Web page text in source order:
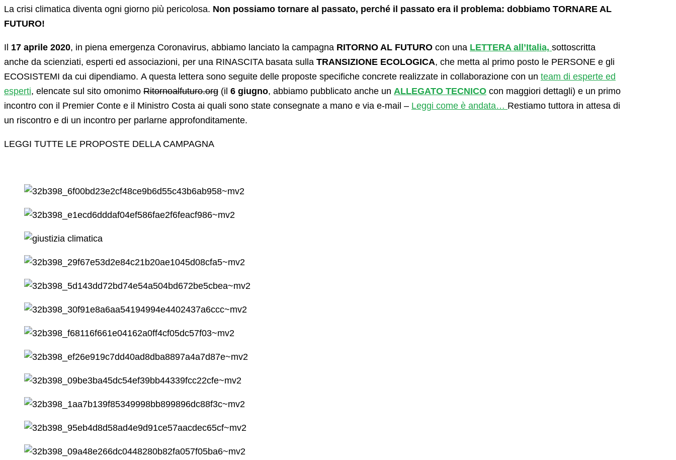
La crisi climatica diventa ogni giorno più pericolosa. Non possiamo tornare al passato, perché il passato era il problema: dobbiamo TORNARE AL
FUTURO!
Il 17 aprile 2020, in piena emergenza Coronavirus, abbiamo lanciato la campagna RITORNO AL FUTURO con una LETTERA all’Italia, sottoscritta
anche da scienziati, esperti ed associazioni, per una RINASCITA basata sulla TRANSIZIONE ECOLOGICA, che metta al primo posto le PERSONE e gli
ECOSISTEMI da cui dipendiamo. A questa lettera sono seguite delle proposte specifiche concrete realizzate in collaborazione con un team di esperte ed
esperti, elencate sul sito omonimo Ritornoalfuturo.org (il 6 giugno, abbiamo pubblicato anche un ALLEGATO TECNICO con maggiori dettagli) e un primo
incontro con il Premier Conte e il Ministro Costa ai quali sono state consegnate a mano e via e-mail – Leggi come è andata… Restiamo tuttora in attesa di
un riscontro e di un incontro per parlarne approfonditamente.
LEGGI TUTTE LE PROPOSTE DELLA CAMPAGNA